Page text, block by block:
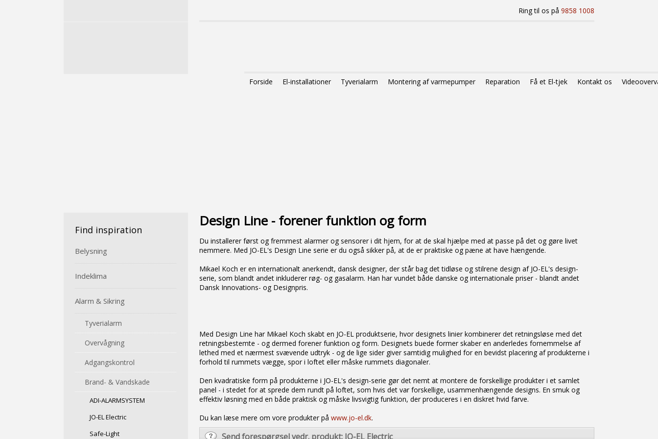
Ring til os på9858 1008
Forside El-installationer Tyverialarm Montering af varmepumper Reparation Få et El-tjek Kontakt os
​Find inspiration
Belysning
Indeklima
Alarm & Sikring
Tyverialarm
Overvågning
Adgangskontrol
Brand- & Vandskade
ADI-ALARMSYSTEM
JO-EL Electric
Safe-Light
Design Line - forener funktion og form
Du installerer først og fremmest alarmer og sensorer i dit hjem, for at de skal hjælpe med at passe på det og gøre livet
nemmere. Med JO-EL's Design Line serie er du også sikker på, at de er praktiske og pæne at have hængende.
Mikael Koch er en internationalt anerkendt, dansk designer, der står bag det tidløse og stilrene design af JO-EL's design-
serie, som blandt andet inkluderer røg- og gasalarm. Han har vundet både danske og internationale priser - blandt andet
Dansk Innovations- og Designpris.
Med Design Line har Mikael Koch skabt en JO-EL produktserie, hvor designets linier kombinerer det retningsløse med det
retningsbestemte - og dermed forener funktion og form. Designets buede former skaber en anderledes fornemmelse af
lethed med et nærmest svævende udtryk - og de lige sider giver samtidig mulighed for en bevidst placering af produkterne i
forhold til rummets vægge, spor i loftet eller måske rummets diagonaler.
Den kvadratiske form på produkterne i JO-EL's design-serie gør det nemt at montere de forskellige produkter i et samlet
panel - i stedet for at sprede dem rundt på loftet, som hvis det var forskellige, usammenhængende designs. En smuk og
effektiv løsning med en både praktisk og måske livsvigtig funktion, der produceres i en diskret hvid farve.
Du kan læse mere om vore produkter på www.jo-el.dk.
Send forespørgsel vedr. produkt: JO-EL Electric